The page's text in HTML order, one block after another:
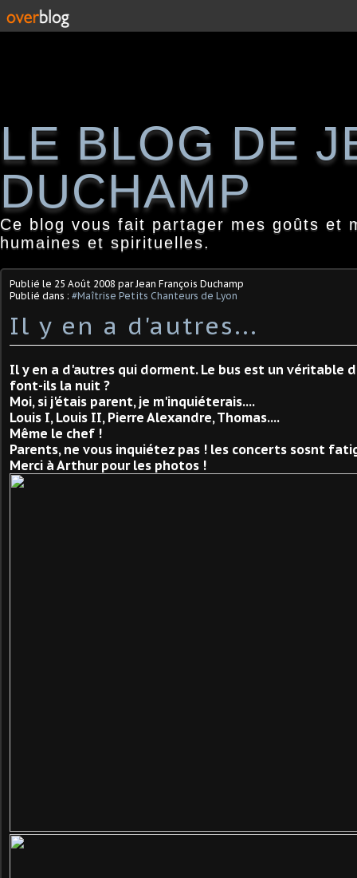
LE BLOG DE
DUCHAMP
Ce blog vous fait partager mes goûts et
humaines et spirituelles.
Publié le 25 Août 2008 par Jean François Duchamp
Publié dans : #Maîtrise Petits Chanteurs de Lyon
Il y en a d'autres...
Il y en a d'autres qui dorment. Le bus est un véritable
font-ils la nuit ?
Moi, si j'étais parent, je m'inquiéterais....
Louis I, Louis II, Pierre Alexandre, Thomas....
Même le chef !
Parents, ne vous inquiétez pas ! les concerts sosnt
Merci à Arthur pour les photos !